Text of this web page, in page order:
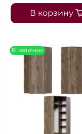
В корзину
В наличии